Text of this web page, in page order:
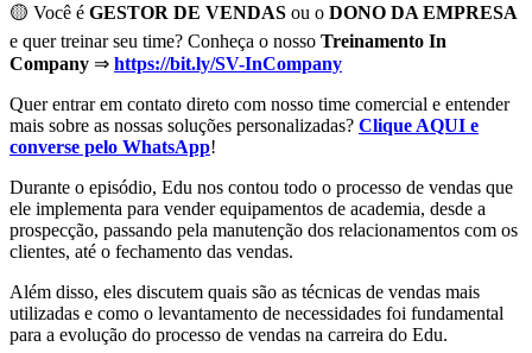
🟡 Você é GESTOR DE VENDAS ou o DONO DA EMPRESA
e quer treinar seu time? Conheça o nosso Treinamento In
Company ⇒ https://bit.ly/SV-InCompany
Quer entrar em contato direto com nosso time comercial e entender
mais sobre as nossas soluções personalizadas? Clique AQUI e
converse pelo WhatsApp!
Durante o episódio, Edu nos contou todo o processo de vendas que
ele implementa para vender equipamentos de academia, desde a
prospecção, passando pela manutenção dos relacionamentos com os
clientes, até o fechamento das vendas.
Além disso, eles discutem quais são as técnicas de vendas mais
utilizadas e como o levantamento de necessidades foi fundamental
para a evolução do processo de vendas na carreira do Edu.